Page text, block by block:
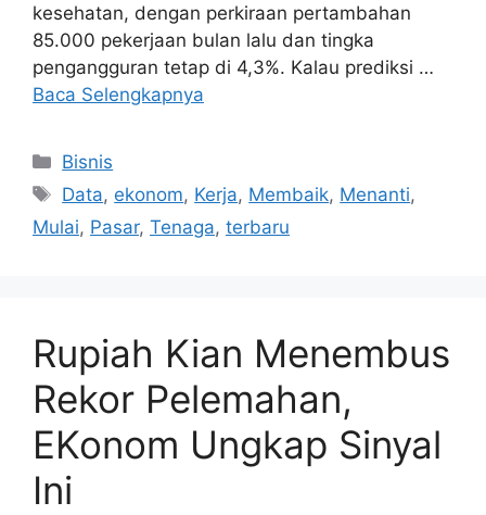
kesehatan, dengan perkiraan pertambahan
85.000 pekerjaan bulan lalu dan tingka
pengangguran tetap di 4,3%. Kalau prediksi …
Baca Selengkapnya
Kategori
Bisnis
Tag
Data, ekonom, Kerja, Membaik, Menanti,
Mulai, Pasar, Tenaga, terbaru
Rupiah Kian Menembus
Rekor Pelemahan,
EKonom Ungkap Sinyal
Ini